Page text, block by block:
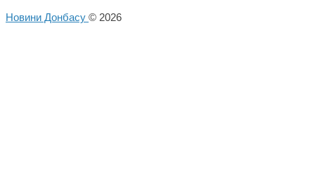
Новини Донбасу © 2026